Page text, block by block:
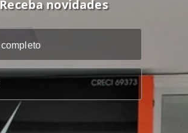
Receba novidades